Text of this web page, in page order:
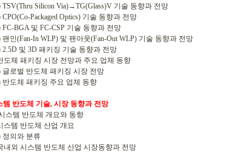
Silicon Via)→TG(Glass)V 기술 동향과 전망
Packaged Optics) 기술 동향과 전망
BGA 및 FC-CSP 기술 동향과 전망
인(Fan-In WLP) 및 팬아웃(Fan-Out WLP) 기술 동향과 전망
및 3D 패키징 기술 동향과 전망
체 패키징 시장 전망과 주요 업체 동향
로벌 반도체 패키징 시장 전망
도체 패키징 주요 업체 동향
템 반도체 기술, 시장 동향과 전망
스템 반도체 개요와 동향
템 반도체 산업 개요
의와 분류
외 시스템 반도체 산업 시장동향과 전망